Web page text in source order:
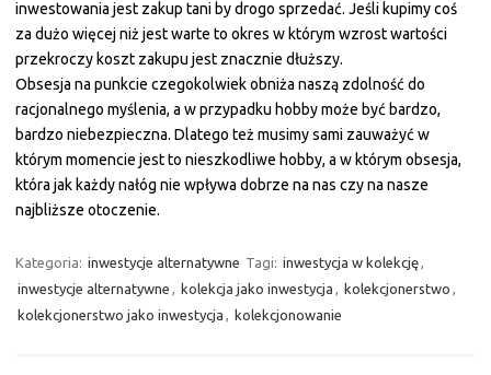
inwestowania jest zakup tani by drogo sprzedać. Jeśli kupimy coś
za dużo więcej niż jest warte to okres w którym wzrost wartości
przekroczy koszt zakupu jest znacznie dłuższy.
Obsesja na punkcie czegokolwiek obniża naszą zdolność do
racjonalnego myślenia, a w przypadku hobby może być bardzo,
bardzo niebezpieczna. Dlatego też musimy sami zauważyć w
którym momencie jest to nieszkodliwe hobby, a w którym obsesja,
która jak każdy nałóg nie wpływa dobrze na nas czy na nasze
najbliższe otoczenie.
Kategoria: inwestycje alternatywne Tagi: inwestycja w kolekcję,
inwestycje alternatywne , kolekcja jako inwestycja , kolekcjonerstwo ,
kolekcjonerstwo jako inwestycja , kolekcjonowanie